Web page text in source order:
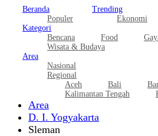
Beranda
Populer
Trending
Ekonomi
Kategori
Bencana
Food
Wisata & Budaya
Area
Nasional
Regional
Aceh
Bali
Kalimantan Tengah
Area
D. I. Yogyakarta
Sleman